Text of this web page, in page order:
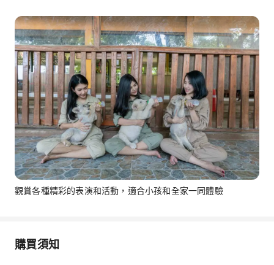
觀賞各種精彩的表演和活動，適合小孩和全家一同體驗
購買須知